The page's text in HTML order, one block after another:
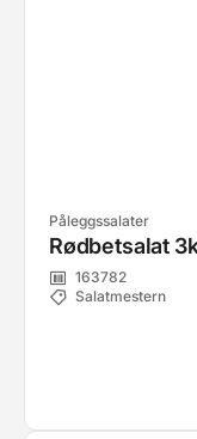
Påleggssalater
Rødbetsalat
163782
Salatmestern